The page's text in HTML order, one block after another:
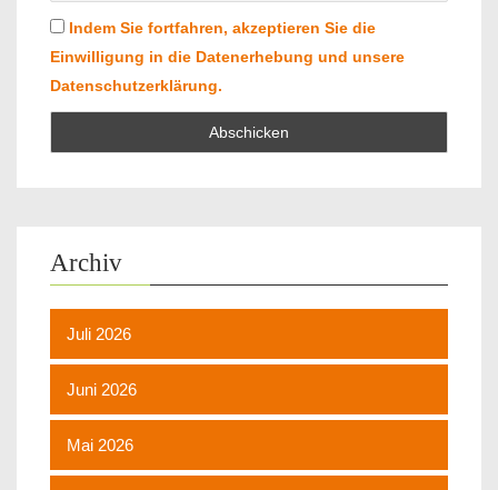
Indem Sie fortfahren, akzeptieren Sie die
Einwilligung in die Datenerhebung und unsere
Datenschutzerklärung.
Archiv
Juli 2026
Juni 2026
Mai 2026